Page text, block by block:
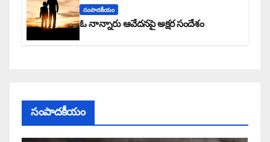
సంపాదకీయం
ఓ నాన్నారు ఆవేదనపై అక్షర సందేశం
సంపాదకీయం